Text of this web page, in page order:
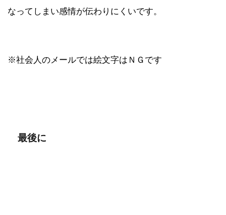
なってしまい感情が伝わりにくいです。
※社会人のメールでは絵文字はＮＧです
最後に